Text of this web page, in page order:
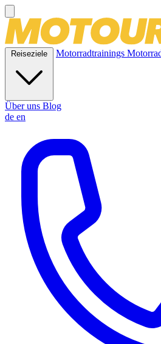
Reiseziele Motorradtrainings
Über uns Blog
de en